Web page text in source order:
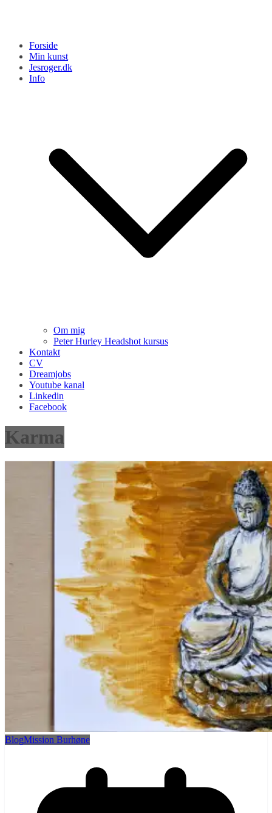
Forside
Min kunst
Jesroger.dk
Info
Om mig
Peter Hurley Headshot kursus
Kontakt
CV
Dreamjobs
Youtube kanal
Linkedin
Facebook
Karma
BlogMission Burhøne